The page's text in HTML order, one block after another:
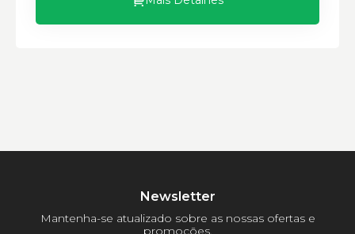
Newsletter
Mantenha-se atualizado sobre as nossas ofertas e
promoções.